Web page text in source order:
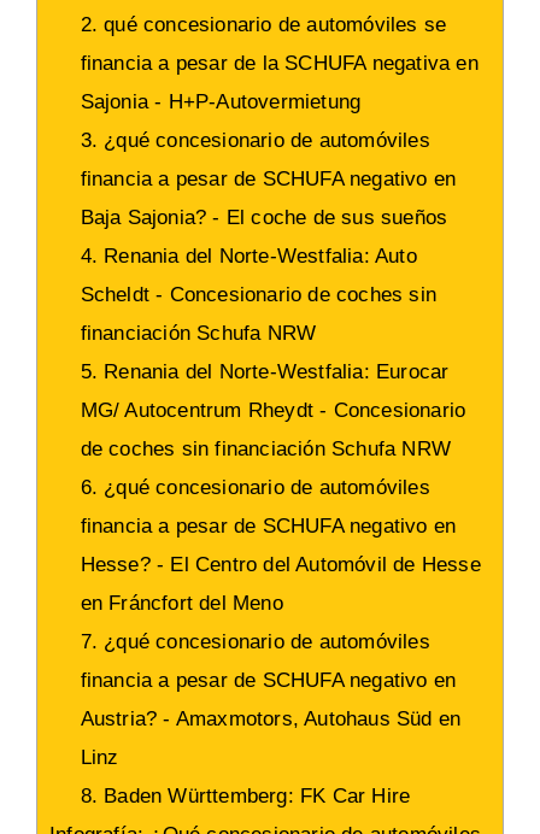
2. qué concesionario de automóviles se
financia a pesar de la SCHUFA negativa en
Sajonia - H+P-Autovermietung
3. ¿qué concesionario de automóviles
financia a pesar de SCHUFA negativo en
Baja Sajonia? - El coche de sus sueños
4. Renania del Norte-Westfalia: Auto
Scheldt - Concesionario de coches sin
financiación Schufa NRW
5. Renania del Norte-Westfalia: Eurocar
MG/ Autocentrum Rheydt - Concesionario
de coches sin financiación Schufa NRW
6. ¿qué concesionario de automóviles
financia a pesar de SCHUFA negativo en
Hesse? - El Centro del Automóvil de Hesse
en Fráncfort del Meno
7. ¿qué concesionario de automóviles
financia a pesar de SCHUFA negativo en
Austria? - Amaxmotors, Autohaus Süd en
Linz
8. Baden Württemberg: FK Car Hire